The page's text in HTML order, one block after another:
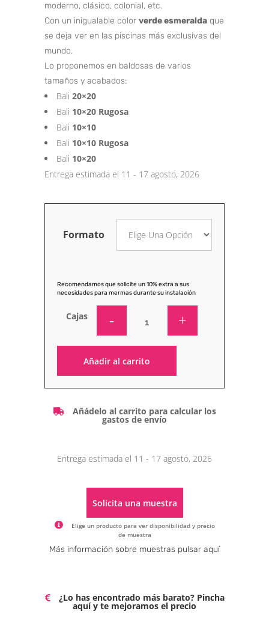
moderno, clásico, colonial, etc.
Con un inigualable color verde esmeralda que
se deja ver en las piscinas más exclusivas del
mundo.
Lo proponemos en baldosas de varios
tamaños y acabados:
Bali 20×20
Bali 10×20 Rugosa
Bali 10×10
Bali 10×10 Rugosa
Bali 10×20
Entrega estimada el 11 - 17 agosto, 2026
Formato
Recomendamos que solicite un 10% extra a sus
necesidades para mermas durante su instalación
Cajas
Añadir al carrito
Añádelo al carrito para calcular los
gastos de envío
Entrega estimada el 11 - 17 agosto, 2026
Solicita una muestra
Elige un producto para ver disponibilidad y precio
de muestra
Alternative:
Más información sobre muestras pulsar aquí
¿Lo has encontrado más barato? Pincha
aquí y te mejoramos el precio